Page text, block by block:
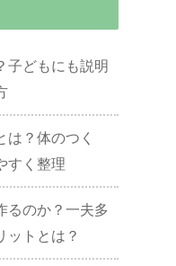
子どもにも説明
は？体のつく
すく整理
るのか？一夫多
ットとは？